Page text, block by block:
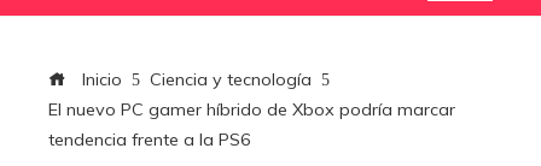
Inicio
Ciencia y tecnología
El nuevo PC gamer híbrido de Xbox podría marcar
tendencia frente a la PS6